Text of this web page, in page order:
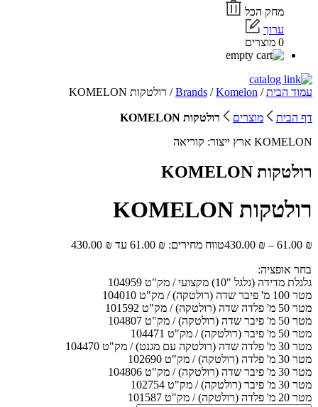
מחק הכל
ערוך
0 מוצרים
עמוד הבית/
Brands /Komelon / רולטקות KOMELON
דף הבית מוצרים
רולטקות KOMELON
KOMELON ארץ ייצור: קוריאה
רולטקות KOMELON
רולטקות KOMELON
61.00 ₪
–
430.00 ₪ טווח מחירים: ⁦61.00 ₪⁩ עד ⁦430.00 ₪⁩
בחר אופציה:
גלגלת מדידה (גלגל "10) מקצועי / מק"ט 104959
מטר 100 מ' פיבר שדה (רולטקה) / מק"ט 104010
מטר 50 מ' פלדה שדה (רולטקה) / מק"ט 101592
מטר 50 מ' פיבר שדה (רולטקה) / מק"ט 104807
מטר 50 מ' פיבר (רולטקה) / מק"ט 104471
מטר 30 מ' פלדה שדה (רולטקה עם מגנט) / מק"ט 104470
מטר 30 מ' פלדה (רולטקה) / מק"ט 102690
מטר 30 מ' פיבר שדה (רולטקה) / מק"ט 104806
מטר 30 מ' פיבר (רולטקה) / מק"ט 102754
מטר 20 מ' פלדה (רולטקה) / מק"ט 101587